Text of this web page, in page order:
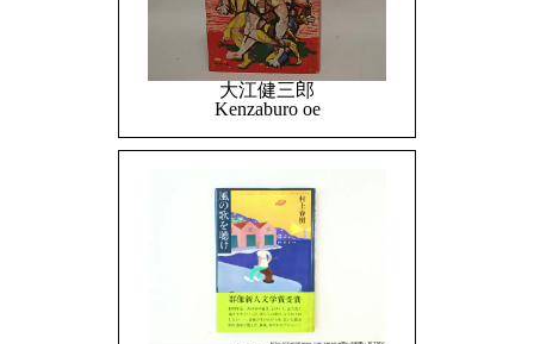
大江健三郎
Kenzaburo oe